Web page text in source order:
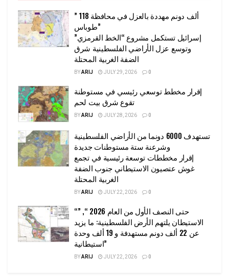
” 118 ألف دونم مهددة بالعزل في محافظة
طوباس”
إسرائيل تستكمل مشروع “الخط القرمزي”
وتوسع عزل الأراضي الفلسطينية شرق
الضفة الغربية المحتلة
BYARIJ JULY 29, 2026 0
إقرار مخطط توسعي رئيسي في مستوطنة
تقوع شرق بيت لحم
BYARIJ JULY 28, 2026 0
تستهدف 6000 دونما من الأراضي الفلسطينية
وشرعنة ستة مستوطنات جديدة
إقرار مخططات توسعة رئيسية في تجمع
غوش عتصيون الاستيطاني جنوب الضفة
الغربية المحتلة
BYARIJ JULY 22, 2026 0
“حتى النصف الأول من العام 2026 “, ”
الاستيطان يلتهم الأرض الفلسطينية: ما يزيد
عن 22 ألف دونم مستهدفة و 19 ألف وحدة
استيطانية”
BYARIJ JULY 22, 2026 0